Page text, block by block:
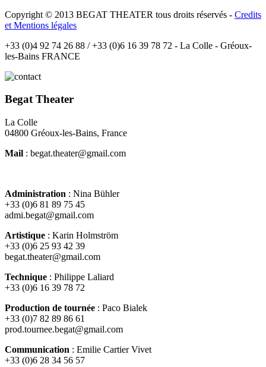
Copyright © 2013 BEGAT THEATER tous droits réservés - Credits
et Mentions légales
+33 (0)4 92 74 26 88 / +33 (0)6 16 39 78 72 - La Colle - Gréoux-
les-Bains FRANCE
Begat Theater
La Colle
04800 Gréoux-les-Bains, France
Mail : begat.theater@gmail.com
Administration : Nina Bühler
+33 (0)6 81 89 75 45
admi.begat@gmail.com
Artistique : Karin Holmström
+33 (0)6 25 93 42 39
begat.theater@gmail.com
Technique : Philippe Laliard
+33 (0)6 16 39 78 72
Production de tournée : Paco Bialek
+33 (0)7 82 89 86 61
prod.tournee.begat@gmail.com
Communication : Emilie Cartier Vivet
+33 (0)6 28 34 56 57